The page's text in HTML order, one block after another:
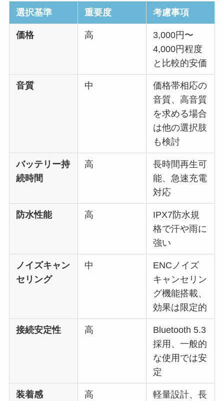
選択基準 重要度 考慮事項
価格 高
3,000円〜
4,000円程度
と比較的安価
音質 中
価格帯相応の
音質、高音質
を求める場合
は他の選択肢
も検討
バッテリー持
続時間
高
長時間再生可
能、急速充電
対応
防水性能 高
IPX7防水規
格で汗や雨に
強い
ノイズキャン
セリング
中
ENCノイズ
キャンセリン
グ機能搭載、
効果は限定的
接続安定性 高
Bluetooth 5.3
採用、一般的
な使用では安
定
装着感 高 軽量設計、長